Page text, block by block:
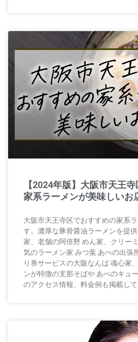
【2024年版】大阪市天王
家系ラーメンが美味しいお
大阪市天王寺区でおすすめの家系
す。濃厚な豚骨醤油ラーメンを提
家、老舗の阿倍野 めん家、クリー
気のラーメン家 みつ葉 あべの出張
り券サービスの大阪なんば 魂心家
ンが特徴の支那そばや あべのキュ
のアクセス情報、料金例も掲載して